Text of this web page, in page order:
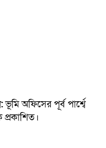
ভূমি অফিসের পূর্ব পার্শ্বে
প্রকাশিত।